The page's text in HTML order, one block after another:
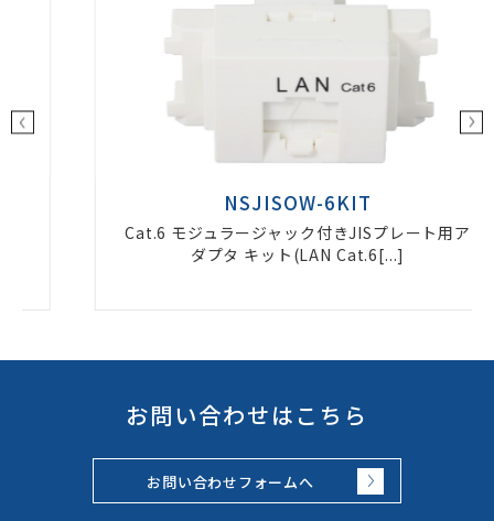
NSJISOW-6KIT
Cat.6 モジュラージャック付きJISプレート用ア
ダプタ キット(LAN Cat.6[...]
お問い合わせはこちら
お問い合わせフォームへ